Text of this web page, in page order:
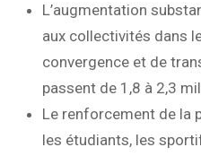
L’augmentation
aux collectivités dans
convergence et de
passent de 1,8 à 2,3
Le renforcement de la
les étudiants, les